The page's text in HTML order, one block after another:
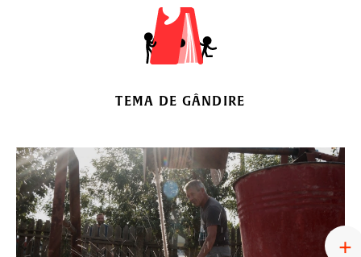
TEMA DE GÂNDIRE